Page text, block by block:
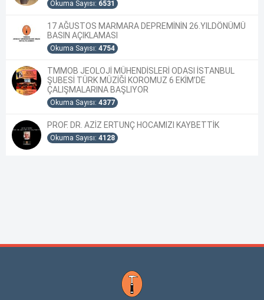
Okuma Sayısı: 6531
17 AĞUSTOS MARMARA DEPREMİNİN 26.YILDÖNÜMÜ
BASIN AÇIKLAMASI
Okuma Sayısı: 4754
TMMOB JEOLOJİ MÜHENDİSLERİ ODASI İSTANBUL
ŞUBESİ TÜRK MÜZİĞİ KOROMUZ 6 EKİM’DE
ÇALIŞMALARINA BAŞLIYOR
Okuma Sayısı: 4377
PROF. DR. AZİZ ERTUNÇ HOCAMIZI KAYBETTİK
Okuma Sayısı: 4128